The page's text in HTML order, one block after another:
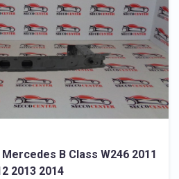
B Class W246 2011
2013 2014